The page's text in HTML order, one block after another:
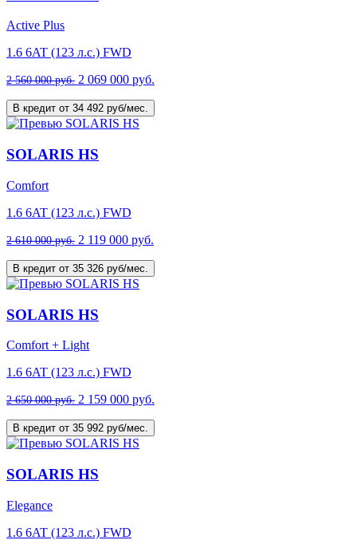
Active Plus
1.6 6AT (123 л.с.) FWD
2 560 000 руб. 2 069 000 руб.
В кредит от 34 492 руб/мес.
SOLARIS HS
Comfort
1.6 6AT (123 л.с.) FWD
2 610 000 руб. 2 119 000 руб.
В кредит от 35 326 руб/мес.
SOLARIS HS
Comfort + Light
1.6 6AT (123 л.с.) FWD
2 650 000 руб. 2 159 000 руб.
В кредит от 35 992 руб/мес.
SOLARIS HS
Elegance
1.6 6AT (123 л.с.) FWD